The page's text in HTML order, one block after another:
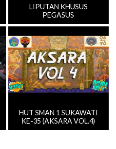
LIPUTAN KHUSUS
PEGASUS
HUT SMAN 1 SUKAWATI
KE-35 (AKSARA VOL.4)